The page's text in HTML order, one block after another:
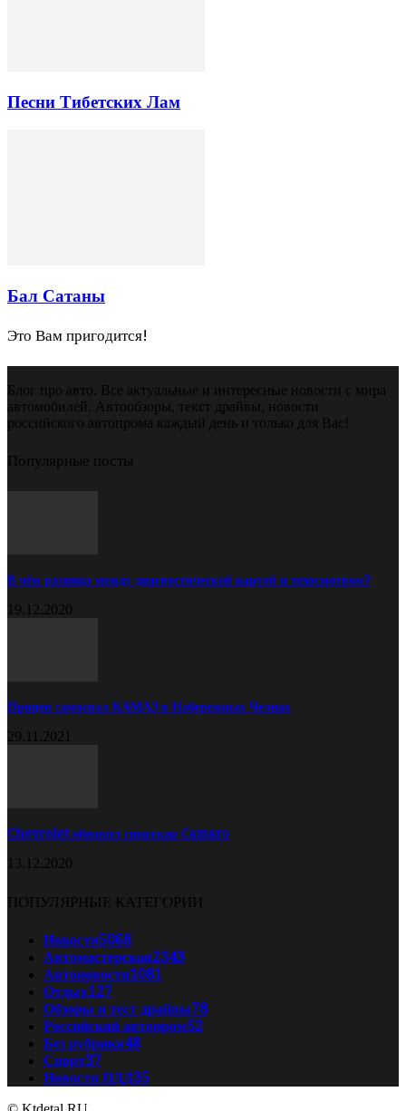
Песни Тибетских Лам
Бал Сатаны
Это Вам пригодится!
Блог про авто. Все актуальные и интересные новости с мира
автомобилей. Автообзоры, текст драйвы, новости
российского автопрома каждый день и только для Вас!
Популярные посты
В чём разница между диагностической картой и техосмотром?
19.12.2020
Прицеп самосвал КАМАЗ в Набережных Челнах
29.11.2021
Chevrolet обновил спорткар Camaro
13.12.2020
ПОПУЛЯРНЫЕ КАТЕГОРИИ
Новости5068
Автомастерская2343
Автоновости1081
Отдых127
Обзоры и тест драйвы78
Российский автопром52
Без рубрики48
Спорт37
Новости ПДД35